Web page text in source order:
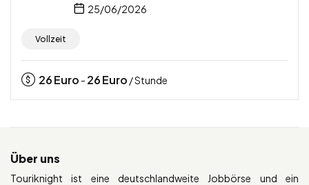
25/06/2026
Vollzeit
26Euro - 26Euro / Stunde
Über uns
Touriknight ist eine deutschlandweite Jobbörse und ein